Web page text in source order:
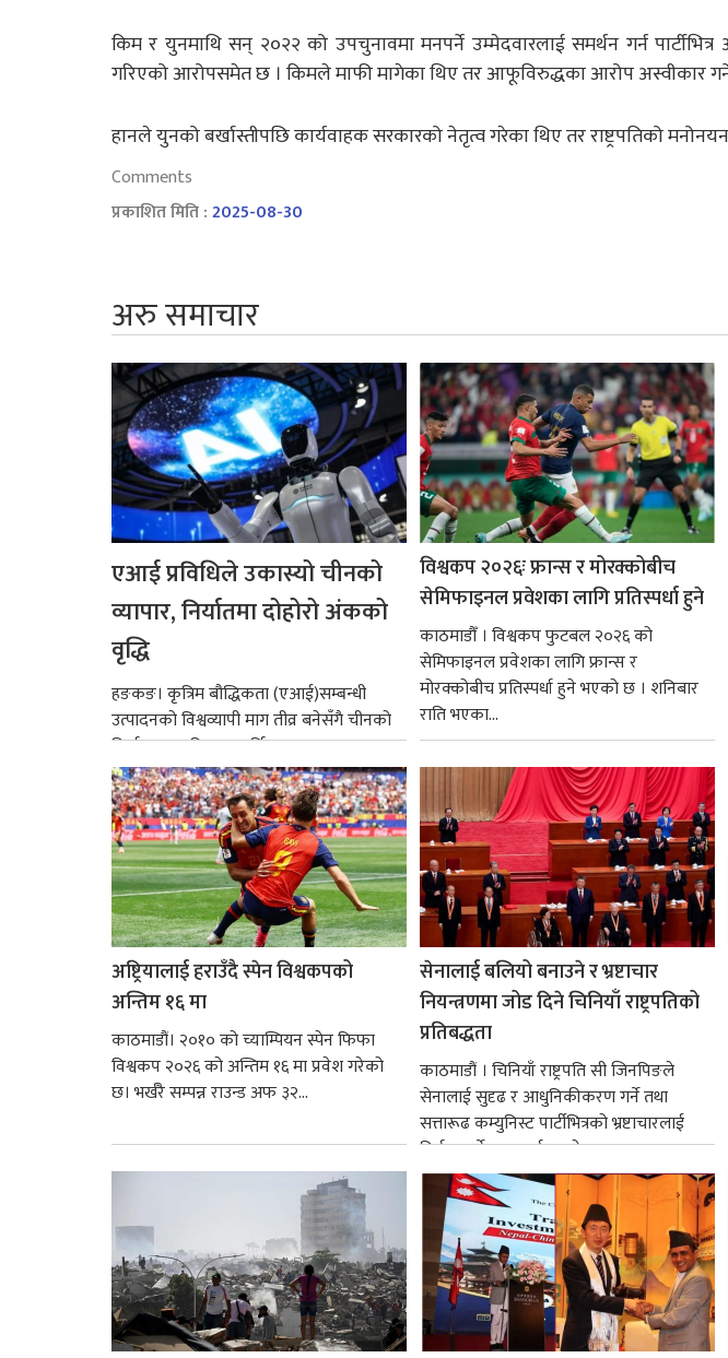
किम र युनमाथि सन् २०२२ को उपचुनावमा मनपर्ने उम्मेदवारलाई समर्थन गर्न
गरिएको आरोपसमेत छ । किमले माफी मागेका थिए तर आफूविरुद्धका आरोप अस्वीकार
हानले युनको बर्खास्तीपछि कार्यवाहक सरकारको नेतृत्व गरेका थिए तर राष्ट्रपतिको
Comments
प्रकाशित मिति :2025-08-30
अरु समाचार
एआई प्रविधिले उकास्यो चीनको
व्यापार, निर्यातमा दोहोरो अंकको
वृद्धि
हङकङ। कृत्रिम बौद्धिकता (एआई)सम्बन्धी
उत्पादनको विश्वव्यापी माग तीव्र बनेसँगै चीनको
निर्यात जुन महिनामा वार्षिक आधारमा २७
प्रतिशतले वृद्धि भएको छ...
विश्वकप २०२६ः फ्रान्स र मोरक्कोबीच
सेमिफाइनल प्रवेशका लागि प्रतिस्पर्धा हुने
काठमाडौँ । विश्वकप फुटबल २०२६ को
सेमिफाइनल प्रवेशका लागि फ्रान्स र
मोरक्कोबीच प्रतिस्पर्धा हुने भएको छ । शनिबार
राति भएका...
अष्ट्रियालाई हराउँदै स्पेन विश्वकपको
अन्तिम १६ मा
काठमाडौं। २०१० को च्याम्पियन स्पेन फिफा
विश्वकप २०२६ को अन्तिम १६ मा प्रवेश गरेको
छ। भर्खरै सम्पन्न राउन्ड अफ ३२...
सेनालाई बलियो बनाउने र भ्रष्टाचार
नियन्त्रणमा जोड दिने चिनियाँ राष्ट्रपतिको
प्रतिबद्धता
काठमाडौं । चिनियाँ राष्ट्रपति सी जिनपिङले
सेनालाई सुदृढ र आधुनिकीकरण गर्ने तथा
सत्तारूढ कम्युनिस्ट पार्टीभित्रको भ्रष्टाचारलाई
निर्मूल पार्ने वाचा गर्नुभएको...